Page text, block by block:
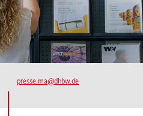
presse.ma@dhbw.de